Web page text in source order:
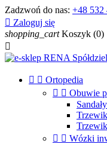
Zadzwoń do nas: +48 532
 Zaloguj się
shopping_cart Koszyk (0)

  Ortopedia
  Obuwie
  Wózki